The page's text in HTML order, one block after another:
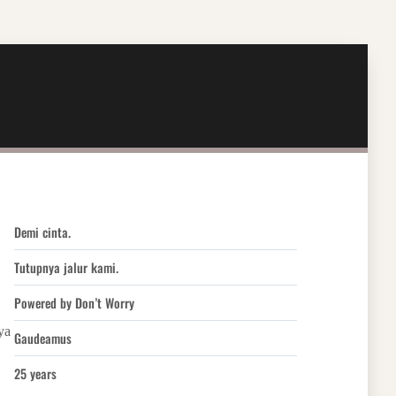
Demi cinta.
Tutupnya jalur kami.
Powered by Don’t Worry
Gaudeamus
25 years